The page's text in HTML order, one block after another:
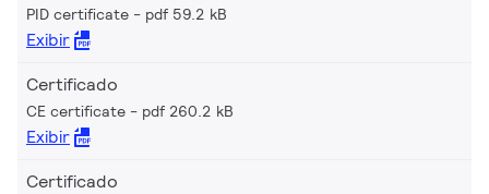
PID certificate pdf 59.2 kB
Exibir
Certificado
CE certificate pdf 260.2 kB
Exibir
Certificado